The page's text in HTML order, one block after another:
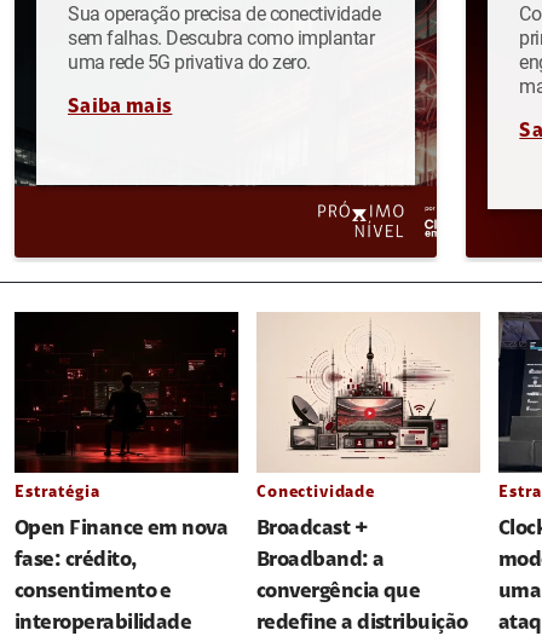
Sua operação precisa de conectividade
sem falhas. Descubra como implantar
uma rede 5G privativa do zero.
Saiba mais
Estratégia
Open Finance em nova
fase: crédito,
consentimento e
interoperabilidade
Conectividade
Broadcast +
Broadband: a
convergência que
redefine a distribuição